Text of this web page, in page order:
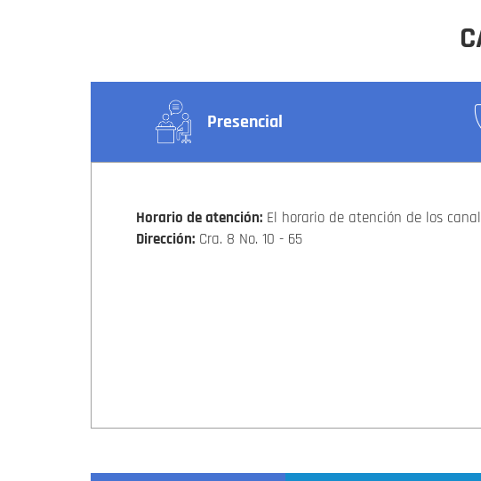
Presencial
Horario de atención: El horario de atención de los
Dirección: Cra. 8 No. 10 - 65